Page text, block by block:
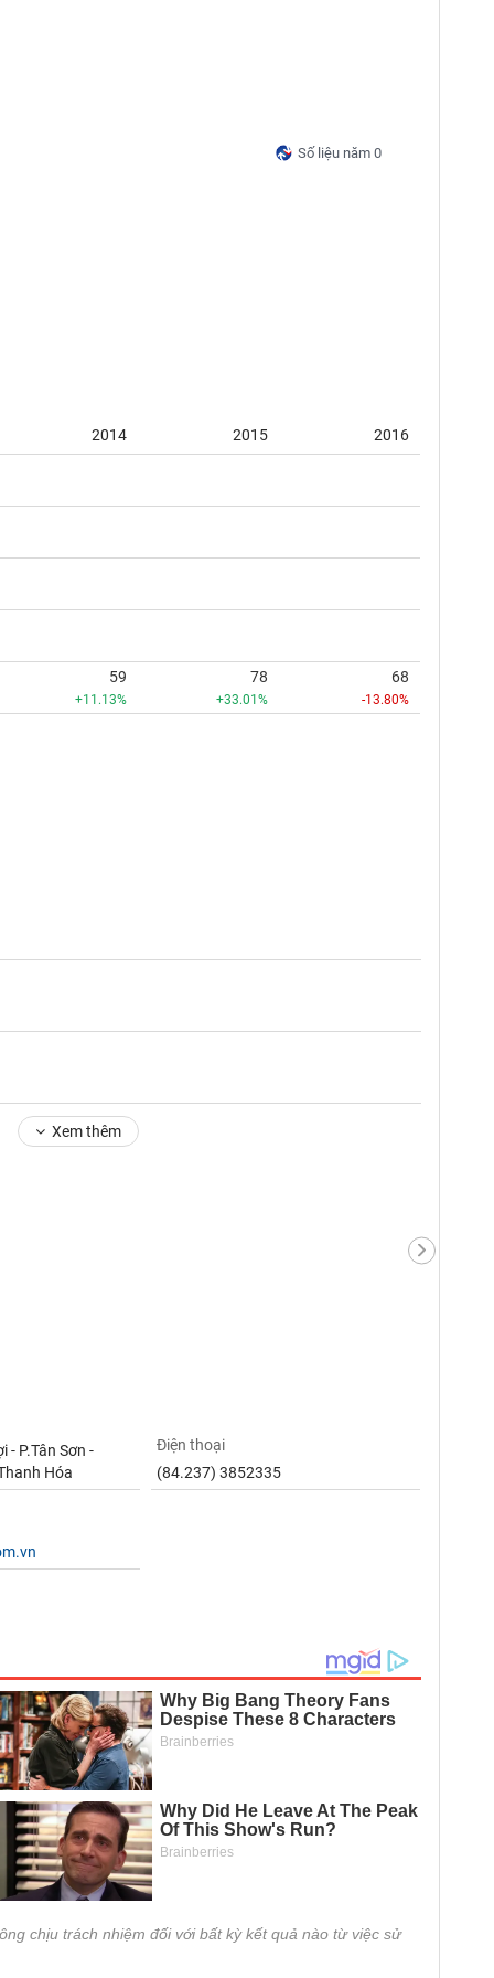
Số liệu năm 0
2014 2015 2016
59
+11.13%
78
+33.01%
68
-13.80%
Xem thêm
- P.Tân Sơn -
Hóa
Điện thoại
(84.237) 3852335
chịu trách nhiệm đối với bất kỳ kết quả nào từ việc sử